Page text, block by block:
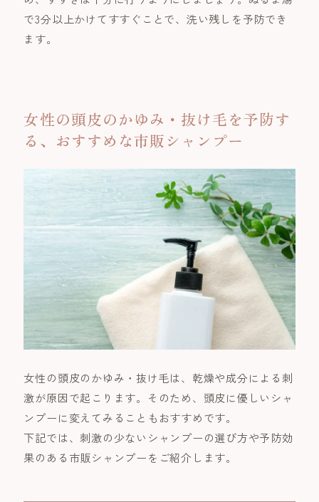
で3分以上かけてすすぐことで、洗い残しを予防でき
ます。
女性の頭皮のかゆみ・抜け毛を予防す
る、おすすめな市販シャンプー
女性の頭皮のかゆみ・抜け毛は、乾燥や成分による刺
激が原因で起こります。そのため、頭皮に優しいシャ
ンプーに変えてみることもおすすめです。
下記では、刺激の少ないシャンプーの選び方や予防効
果のある市販シャンプーをご紹介します。